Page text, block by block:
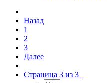
Назад
1
2
3
Далее
Страница 3 из 3